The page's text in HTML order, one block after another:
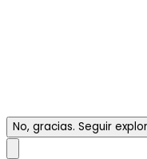
No, gracias. Seguir